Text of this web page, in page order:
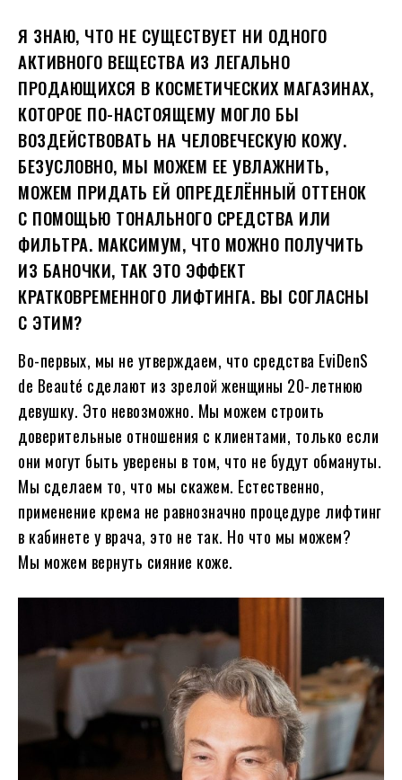
Я ЗНАЮ, ЧТО НЕ СУЩЕСТВУЕТ НИ ОДНОГО
АКТИВНОГО ВЕЩЕСТВА ИЗ ЛЕГАЛЬНО
ПРОДАЮЩИХСЯ В КОСМЕТИЧЕСКИХ МАГАЗИНАХ,
КОТОРОЕ ПО-НАСТОЯЩЕМУ МОГЛО БЫ
ВОЗДЕЙСТВОВАТЬ НА ЧЕЛОВЕЧЕСКУЮ КОЖУ.
БЕЗУСЛОВНО, МЫ МОЖЕМ ЕЕ УВЛАЖНИТЬ,
МОЖЕМ ПРИДАТЬ ЕЙ ОПРЕДЕЛЁННЫЙ ОТТЕНОК
С ПОМОЩЬЮ ТОНАЛЬНОГО СРЕДСТВА ИЛИ
ФИЛЬТРА. МАКСИМУМ, ЧТО МОЖНО ПОЛУЧИТЬ
ИЗ БАНОЧКИ, ТАК ЭТО ЭФФЕКТ
КРАТКОВРЕМЕННОГО ЛИФТИНГА. ВЫ СОГЛАСНЫ
С ЭТИМ?
Во-первых, мы не утверждаем, что средства EviDenS
de Beauté сделают из зрелой женщины 20-летнюю
девушку. Это невозможно. Мы можем строить
доверительные отношения с клиентами, только если
они могут быть уверены в том, что не будут обмануты.
Мы сделаем то, что мы скажем. Естественно,
применение крема не равнозначно процедуре лифтинг
в кабинете у врача, это не так. Но что мы можем?
Мы можем вернуть сияние коже.